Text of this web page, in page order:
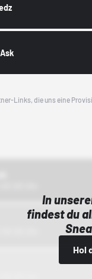
Links, die uns eine
In
findest du
Hol